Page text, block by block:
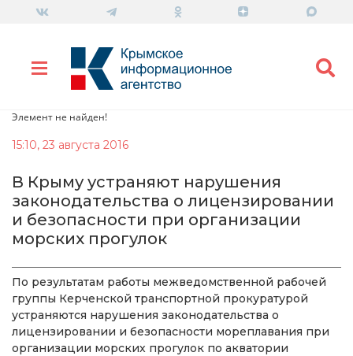
Элемент не найден!
15:10, 23 августа 2016
В Крыму устраняют нарушения
законодательства о лицензировании
и безопасности при организации
морских прогулок
По результатам работы межведомственной рабочей
группы Керченской транспортной прокуратурой
устраняются нарушения законодательства о
лицензировании и безопасности мореплавания при
организации морских прогулок по акватории